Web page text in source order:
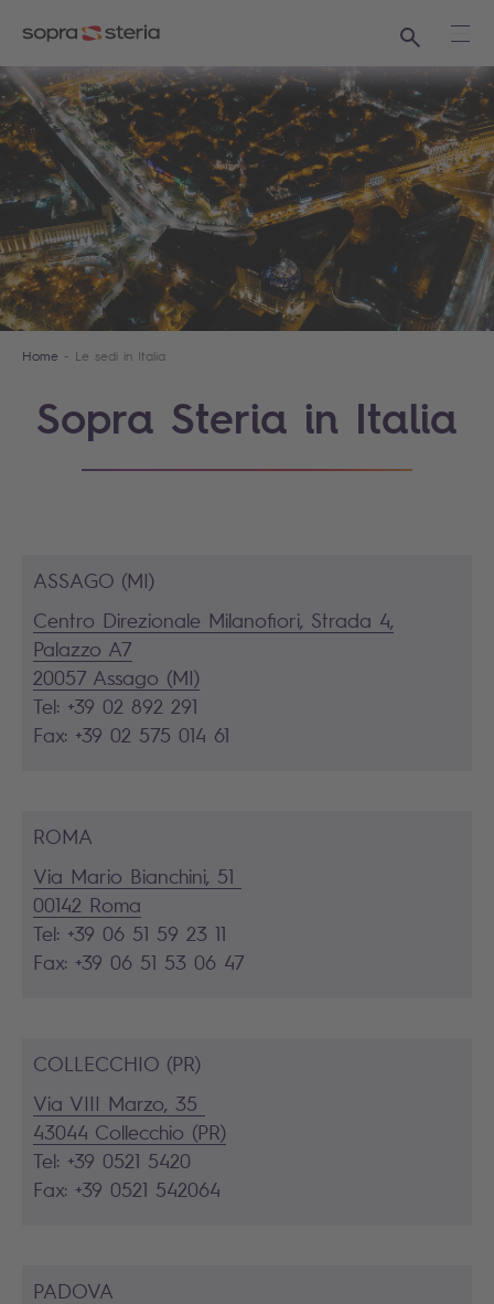
Ricerca
Home Le sedi in Italia
Sopra Steria in Italia
ASSAGO (MI)
Centro Direzionale Milanofiori, Strada 4,
Palazzo A7
20057 Assago (MI)
Tel: +39 02 892 291
Fax: +39 02 575 014 61
ROMA
Via Mario Bianchini, 51
00142 Roma
Tel: +39 06 51 59 23 11
Fax: +39 06 51 53 06 47
COLLECCHIO (PR)
Via VIII Marzo, 35
43044 Collecchio (PR)
Tel: +39 0521 5420
Fax: +39 0521 542064
PADOVA